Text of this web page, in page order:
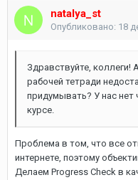
natalya_st
Опубликовано: 18
Здравствуйте, коллеги!
рабочей тетради
придумывать? У нас нет
курсе.
Проблема в том, что все
интернете, поэтому
Делаем Progress Check в